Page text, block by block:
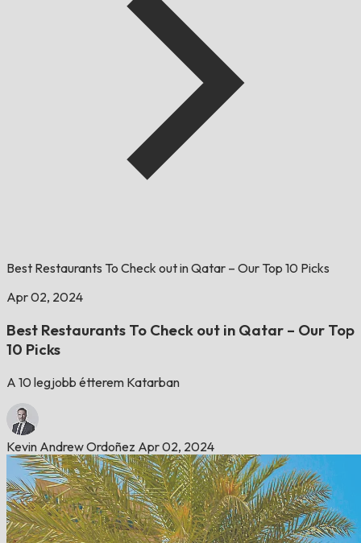
Best Restaurants To Check out in Qatar – Our Top 10 Picks
Apr 02, 2024
Best Restaurants To Check out in Qatar – Our Top
10 Picks
A 10 legjobb étterem Katarban
Kevin Andrew Ordoñez Apr 02, 2024